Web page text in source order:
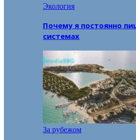
Экология
Почему я постоянно
системах
За рубежом